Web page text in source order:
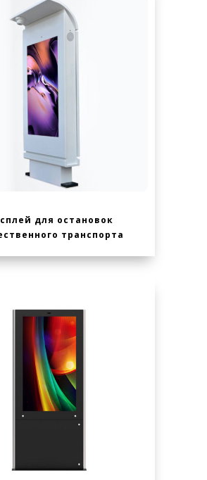
для остановок
транспорта